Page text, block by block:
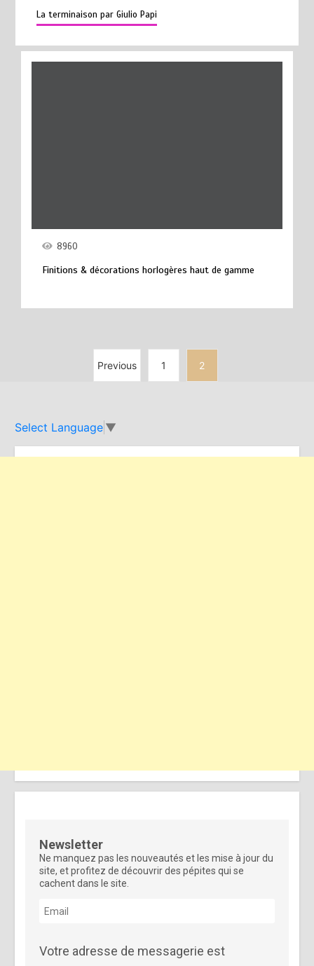
La terminaison par Giulio Papi
8960
Finitions & décorations horlogères haut de gamme
Previous 1 2
Select Language ▼
Newsletter
Ne manquez pas les nouveautés et les mise à jour du
site, et profitez de découvrir des pépites qui se
cachent dans le site.
Votre adresse de messagerie est